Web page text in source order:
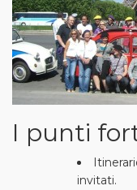
I punti
invitati.